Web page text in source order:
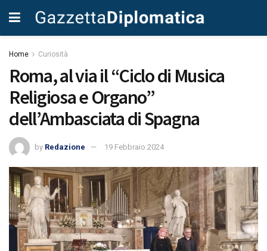
Home Curiosità
Roma, al via il “Ciclo di Musica
Religiosa e Organo”
dell’Ambasciata di Spagna
by Redazione 19 Febbraio 2024